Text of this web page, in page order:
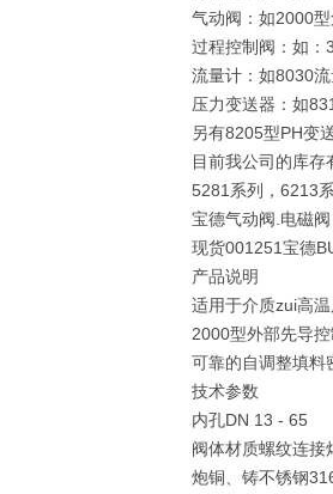
气动阀：如2000
过程控制阀：如：
流量计：如8030
压力变送器：如
另有8205型PH变
目前我公司的库存
5281系列，6213
宝德气动阀.电磁阀
现货001251宝德
产品说明
适用于介质zui高
2000型外部先导
可靠的自调整填料
技术参数
内孔DN 13 - 65
阀体材质螺纹连接
炮铜、铸不锈钢